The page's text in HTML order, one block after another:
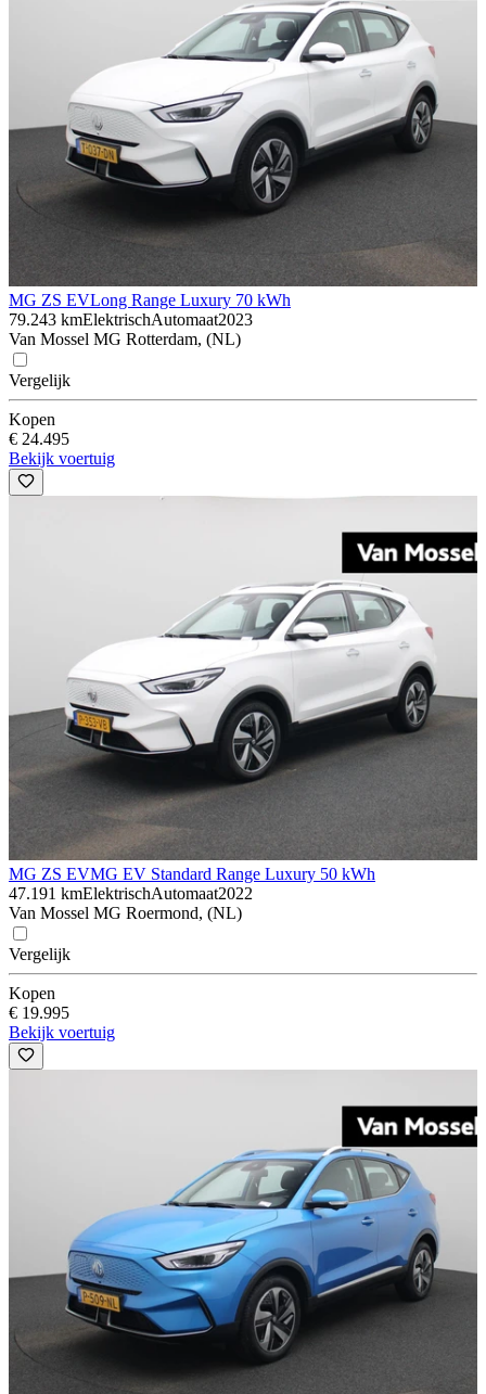
MG ZS EVLong Range Luxury 70 kWh
79.243 kmElektrischAutomaat2023
Van Mossel MG Rotterdam, (NL)
Vergelijk
Kopen
€ 24.495
Bekijk voertuig
MG ZS EVMG EV Standard Range Luxury 50 kWh
47.191 kmElektrischAutomaat2022
Van Mossel MG Roermond, (NL)
Vergelijk
Kopen
€ 19.995
Bekijk voertuig